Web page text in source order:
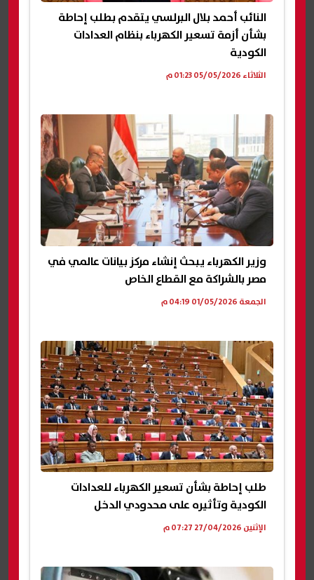
النائب أحمد بلال البرلسي يتقدم بطلب إحاطة
بشأن أزمة تسعير الكهرباء بنظام العدادات
الكودية
الثلاثاء 05/05/2026 01:23 م
وزير الكهرباء يبحث إنشاء مركز بيانات عالمي في
مصر بالشراكة مع القطاع الخاص
الجمعة 01/05/2026 04:19 م
طلب إحاطة بشأن تسعير الكهرباء للعدادات
الكودية وتأثيره على محدودي الدخل
الإثنين 27/04/2026 07:27 م